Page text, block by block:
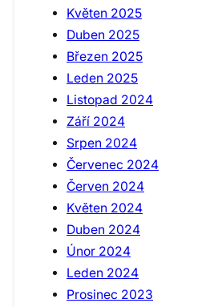
Květen 2025
Duben 2025
Březen 2025
Leden 2025
Listopad 2024
Září 2024
Srpen 2024
Červenec 2024
Červen 2024
Květen 2024
Duben 2024
Únor 2024
Leden 2024
Prosinec 2023